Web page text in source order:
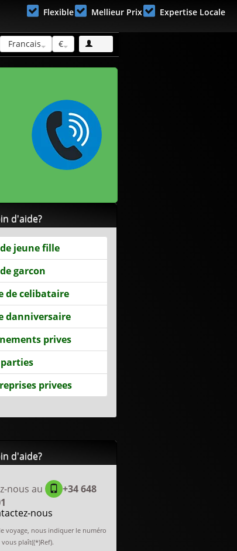
Flexible Mellieur Prix Expertise Locale
Francais €
d'aide?
jeune fille
garcon
de celibataire
danniversaire
prives
privees
d'aide?
nous au
+34 648
nous
voyage, nous indiquer le numéro
plaît((*)Ref).